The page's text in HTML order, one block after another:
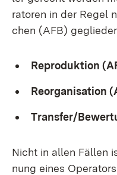
ra­to­ren in der Re­gel
chen (AFB)
Re­pro­duk­ti­on
Re­or­ga­ni­sa­ti­on
Trans­fer/
Nicht in al­len Fäl­len
nung ei­nes